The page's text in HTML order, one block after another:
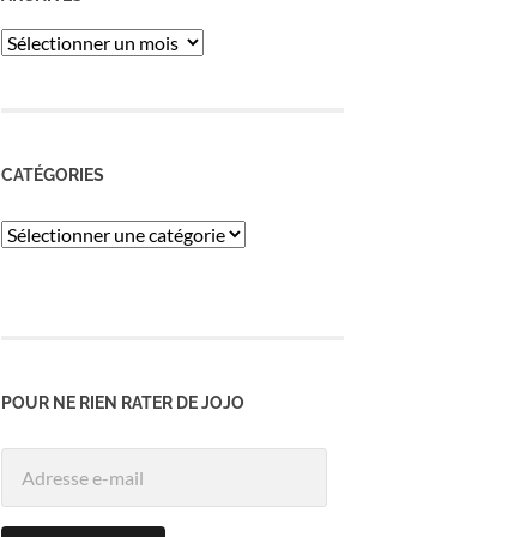
ARCHIVES
CATÉGORIES
Catégories
POUR NE RIEN RATER DE JOJO